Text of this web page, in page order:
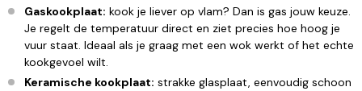
Gaskookplaat: kook je liever op vlam? Dan is gas jouw keuze.
Je regelt de temperatuur direct en ziet precies hoe hoog je
vuur staat. Ideaal als je graag met een wok werkt of het echte
kookgevoel wilt.
Keramische kookplaat: strakke glasplaat, eenvoudig schoon